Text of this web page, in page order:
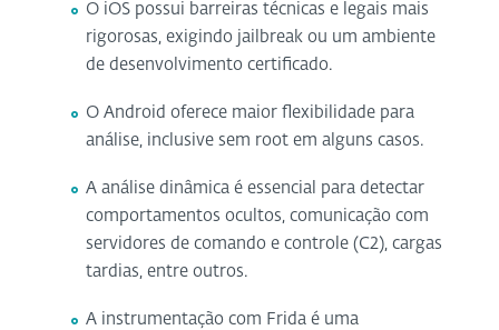
O iOS possui barreiras técnicas e legais mais
rigorosas, exigindo jailbreak ou um ambiente
de desenvolvimento certificado.
O Android oferece maior flexibilidade para
análise, inclusive sem root em alguns casos.
A análise dinâmica é essencial para detectar
comportamentos ocultos, comunicação com
servidores de comando e controle (C2), cargas
tardias, entre outros.
A instrumentação com Frida é uma